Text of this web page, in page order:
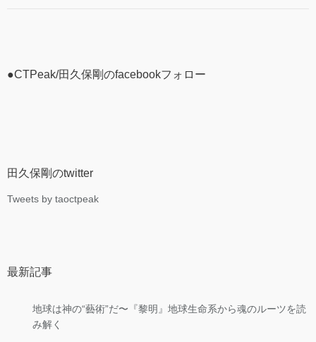
●CTPeak/田久保剛のfacebookフォロー
田久保剛のtwitter
Tweets by taoctpeak
最新記事
地球は神の“藝術”だ〜『黎明』地球生命系から魂のルーツを読
み解く